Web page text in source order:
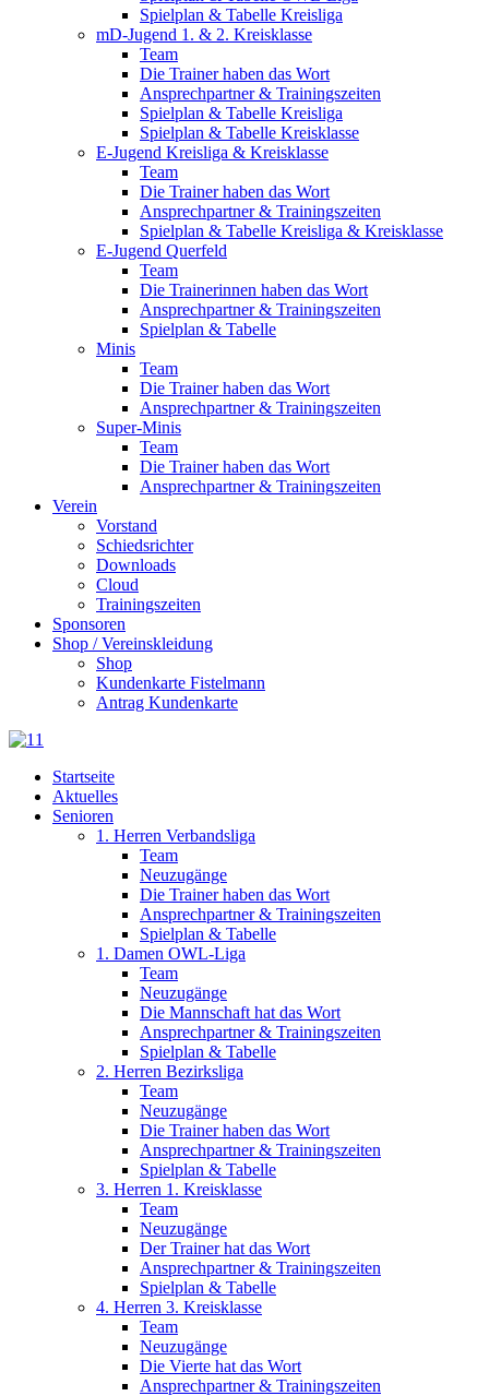
Spielplan & Tabelle Kreisliga
mD-Jugend 1. & 2. Kreisklasse
Team
Die Trainer haben das Wort
Ansprechpartner & Trainingszeiten
Spielplan & Tabelle Kreisliga
Spielplan & Tabelle Kreisklasse
E-Jugend Kreisliga & Kreisklasse
Team
Die Trainer haben das Wort
Ansprechpartner & Trainingszeiten
Spielplan & Tabelle Kreisliga & Kreisklasse
E-Jugend Querfeld
Team
Die Trainerinnen haben das Wort
Ansprechpartner & Trainingszeiten
Spielplan & Tabelle
Minis
Team
Die Trainer haben das Wort
Ansprechpartner & Trainingszeiten
Super-Minis
Team
Die Trainer haben das Wort
Ansprechpartner & Trainingszeiten
Verein
Vorstand
Schiedsrichter
Downloads
Cloud
Trainingszeiten
Sponsoren
Shop / Vereinskleidung
Shop
Kundenkarte Fistelmann
Antrag Kundenkarte
Startseite
Aktuelles
Senioren
1. Herren Verbandsliga
Team
Neuzugänge
Die Trainer haben das Wort
Ansprechpartner & Trainingszeiten
Spielplan & Tabelle
1. Damen OWL-Liga
Team
Neuzugänge
Die Mannschaft hat das Wort
Ansprechpartner & Trainingszeiten
Spielplan & Tabelle
2. Herren Bezirksliga
Team
Neuzugänge
Die Trainer haben das Wort
Ansprechpartner & Trainingszeiten
Spielplan & Tabelle
3. Herren 1. Kreisklasse
Team
Neuzugänge
Der Trainer hat das Wort
Ansprechpartner & Trainingszeiten
Spielplan & Tabelle
4. Herren 3. Kreisklasse
Team
Neuzugänge
Die Vierte hat das Wort
Ansprechpartner & Trainingszeiten